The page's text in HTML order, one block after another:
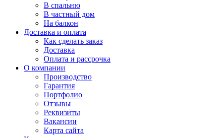
В спальню
В частный дом
На балкон
Доставка и оплата
Как сделать заказ
Доставка
Оплата и рассрочка
О компании
Производство
Гарантия
Портфолио
Отзывы
Реквизиты
Вакансии
Карта сайта